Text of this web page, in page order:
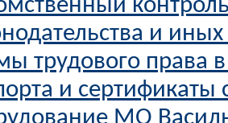
и
трудового права
и сертификаты